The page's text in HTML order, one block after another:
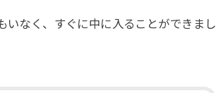
いなく、すぐに中に入ることができまし